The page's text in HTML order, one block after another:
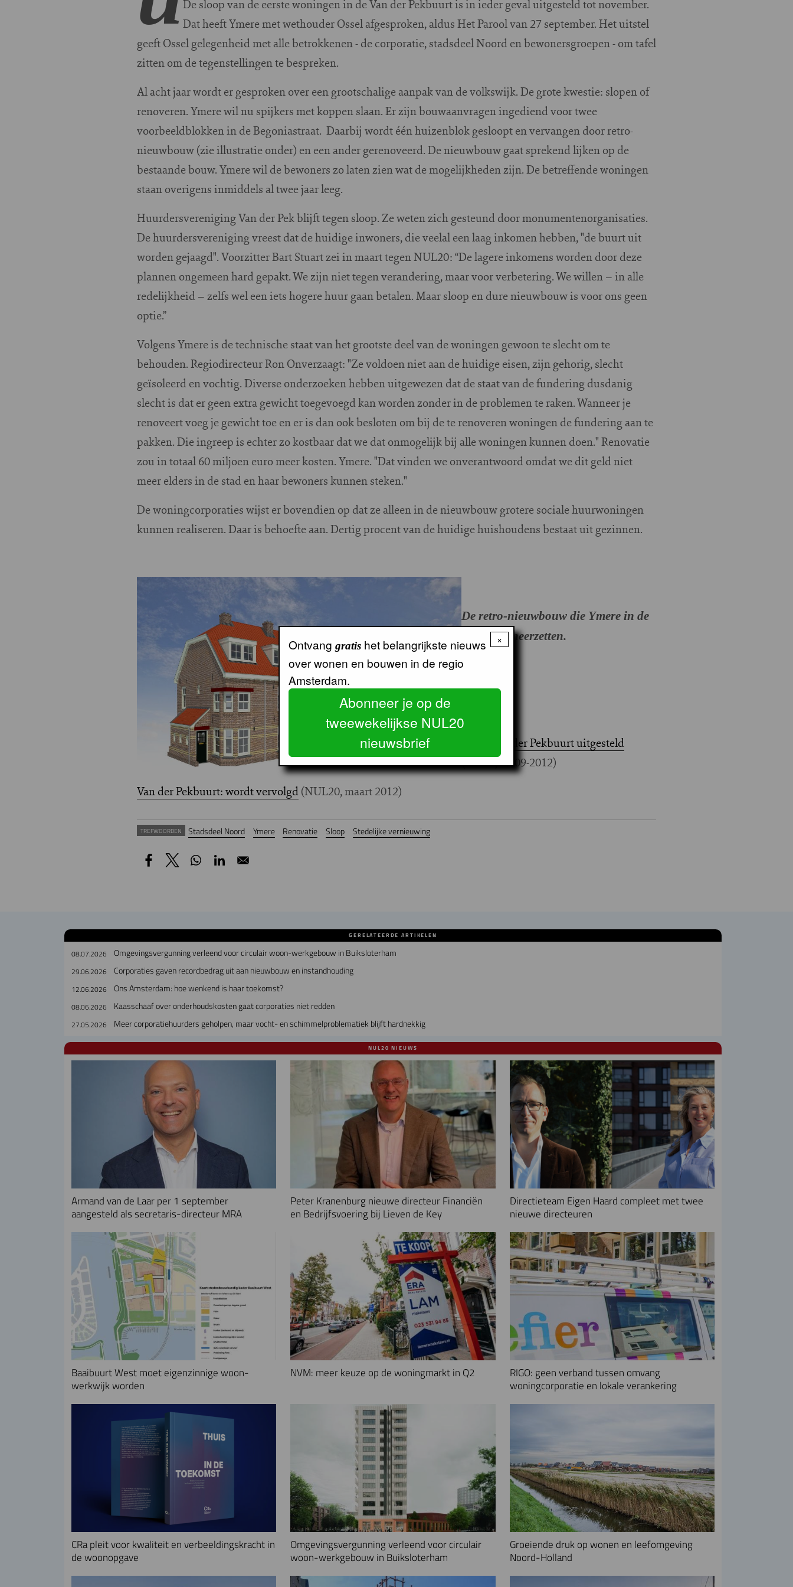
De sloop van de eerste woningen in de Van der Pekbuurt is in ieder geval uitgesteld tot november.
Dat heeft Ymere met wethouder Ossel afgesproken, aldus Het Parool van 27 september. Het uitstel
geeft Ossel gelegenheid met alle betrokkenen - de corporatie, stadsdeel Noord en bewonersgroepen - om tafel
zitten om de tegenstellingen te bespreken.
Al acht jaar wordt er gesproken over een grootschalige aanpak van de volkswijk. De grote kwestie: slopen of
renoveren. Ymere wil nu spijkers met koppen slaan. Er zijn bouwaanvragen ingediend voor twee
voorbeeldblokken in de Begoniastraat. Daarbij wordt één huizenblok gesloopt en vervangen door retro-
nieuwbouw (zie illustratie onder) en een ander gerenoveerd. De nieuwbouw gaat sprekend lijken op de
bestaande bouw. Ymere wil de bewoners zo laten zien wat de mogelijkheden zijn.De betreffende woningen
staan overigens inmiddels al twee jaar leeg.
Huurdersvereniging Van der Pek blijft tegen sloop. Ze weten zich gesteund door monumentenorganisaties.
De huurdersvereniging vreest dat de huidige inwoners, die veelal een laag inkomen hebben, "de buurt uit
worden gejaagd". Voorzitter Bart Stuart zei in maart tegen NUL20: “De lagere inkomens worden door deze
plannen ongemeen hard gepakt. We zijn niet tegen verandering, maar voor verbetering. We willen – in alle
redelijkheid – zelfs wel een iets hogere huur gaan betalen. Maar sloop en dure nieuwbouw is voor ons geen
optie.”
Volgens Ymere is de technische staat van het grootste deel van de woningen gewoon te slecht om te
behouden. Regiodirecteur Ron Onverzaagt: "Ze voldoen niet aan de huidige eisen, zijn gehorig, slecht
geïsoleerd en vochtig. Diverse onderzoeken hebben uitgewezen dat de staat van de fundering dusdanig
slecht is dat er geen extra gewicht toegevoegd kan worden zonder in de problemen te raken. Wanneer je
renoveert voeg je gewicht toe en er is dan ook besloten om bij de te renoveren woningen de fundering aan te
pakken. Die ingreep is echter zo kostbaar dat we dat onmogelijk bij alle woningen kunnen doen." Renovatie
zou in totaal 60 miljoen euro meer kosten. Ymere. "Dat vinden we onverantwoord omdat we dit geld niet
meer elders in de stad en haar bewoners kunnen steken."
De woningcorporaties wijst er bovendien op dat ze alleen in de nieuwbouw grotere sociale huurwoningen
kunnen realiseren. Daar is behoefte aan. Dertig procent van de huidige huishoudens bestaat uit gezinnen.
De retro-nieuwbouw die Ymere in de
buurt wil neerzetten.
Zie ook:
Sloop Van der Pekbuurt uitgesteld
(Parool, 27-09-2012)
Van der Pekbuurt: wordt vervolgd(NUL20, maart 2012)
TREFWOORDEN Stadsdeel Noord Ymere Renovatie Sloop Stedelijke vernieuwing
GERELATEERDE ARTIKELEN
08.07.2026 Omgevingsvergunning verleend voor circulair woon-werkgebouw in Buiksloterham
29.06.2026 Corporaties gaven recordbedrag uit aan nieuwbouw en instandhouding
12.06.2026 Ons Amsterdam: hoe wenkend is haar toekomst?
08.06.2026 Kaasschaaf over onderhoudskosten gaat corporaties niet redden
27.05.2026 Meer corporatiehuurders geholpen, maar vocht- en schimmelproblematiek blijft hardnekkig
NUL20 NIEUWS
Armand van de Laar per 1 september
aangesteld als secretaris-directeur MRA
Peter Kranenburg nieuwe directeur Financiën
en Bedrijfsvoering bij Lieven de Key
Directieteam Eigen Haard compleet met twee
nieuwe directeuren
Baaibuurt West moet eigenzinnige woon-
werkwijk worden
NVM: meer keuze op de woningmarkt in Q2
RIGO: geen verband tussen omvang
woningcorporatie en lokale verankering
CRa pleit voor kwaliteit en verbeeldingskracht in
de woonopgave
Omgevingsvergunning verleend voor circulair
woon-werkgebouw in Buiksloterham
Groeiende druk op wonen en leefomgeving
Noord-Holland
×
Ontvang gratis het belangrijkste nieuws
over wonen en bouwen in de regio
Amsterdam.
Abonneer je op de
tweewekelijkse NUL20
nieuwsbrief